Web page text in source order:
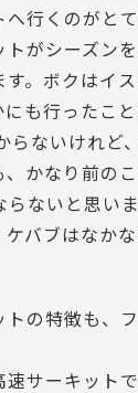
へ行くのがと
がシーズン
。ボクはイ
も行ったこ
らないけれど
かなり前の
らないと思い
バブはなか
トの特徴も、
速サーキット